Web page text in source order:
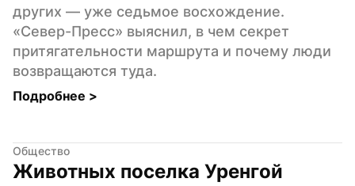
других — уже седьмое восхождение.
«Север-Пресс» выяснил, в чем секрет
притягательности маршрута и почему люди
возвращаются туда.
Подробнее >
Общество
Животных поселка Уренгой